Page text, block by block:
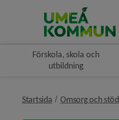
Förskola, skola och
utbildning
Startsida Omsorg och stöd